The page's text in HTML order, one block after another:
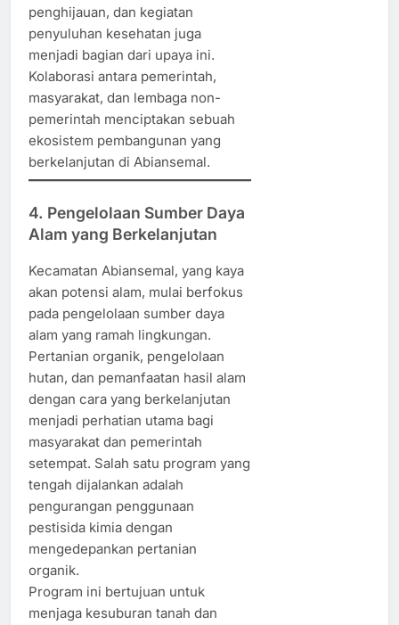
penghijauan, dan kegiatan
penyuluhan kesehatan juga
menjadi bagian dari upaya ini.
Kolaborasi antara pemerintah,
masyarakat, dan lembaga non-
pemerintah menciptakan sebuah
ekosistem pembangunan yang
berkelanjutan di Abiansemal.
4. Pengelolaan Sumber Daya
Alam yang Berkelanjutan
Kecamatan Abiansemal, yang kaya
akan potensi alam, mulai berfokus
pada pengelolaan sumber daya
alam yang ramah lingkungan.
Pertanian organik, pengelolaan
hutan, dan pemanfaatan hasil alam
dengan cara yang berkelanjutan
menjadi perhatian utama bagi
masyarakat dan pemerintah
setempat. Salah satu program yang
tengah dijalankan adalah
pengurangan penggunaan
pestisida kimia dengan
mengedepankan pertanian
organik.
Program ini bertujuan untuk
menjaga kesuburan tanah dan